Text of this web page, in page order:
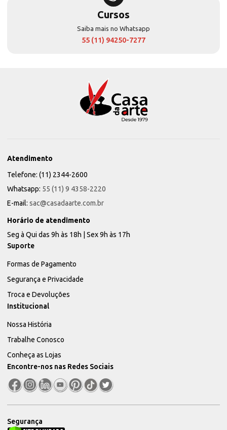
Cursos
Saiba mais no Whatsapp
55 (11) 94250-7277
Atendimento
Telefone: (11) 2344-2600
Whatsapp: 55 (11) 9 4358-2220
E-mail: sac@casadaarte.com.br
Horário de atendimento
Seg à Qui das 9h às 18h | Sex 9h às 17h
Suporte
Formas de Pagamento
Segurança e Privacidade
Troca e Devoluções
Institucional
Nossa História
Trabalhe Conosco
Conheça as Lojas
Encontre-nos nas Redes Sociais
Segurança